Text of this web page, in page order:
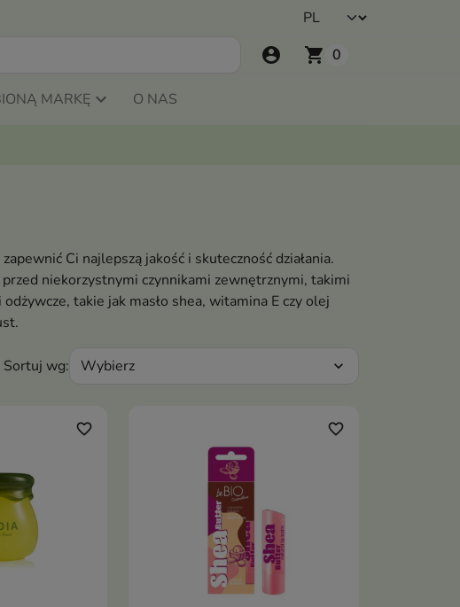
account_circle shopping_cart 0
MARKĘ O NAS
Ci najlepszą jakość i skuteczność działania.
niekorzystnymi czynnikami zewnętrznymi, takimi
takie jak masło shea, witamina E czy olej
Sortuj wg: Wybierz expand_more
favorite_border favorite_border